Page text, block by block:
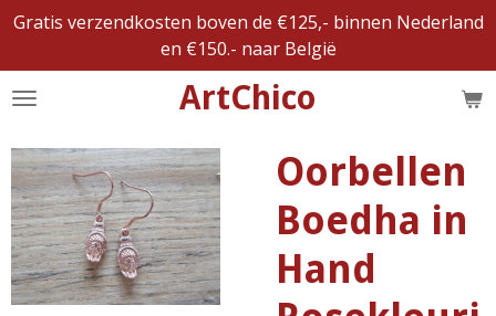
Ga
naar
de
ArtChico
Gratis verzendkosten boven de €125,- binnen Nederland
en €150.- naar België
Oorbellen
Boedha in
Hand